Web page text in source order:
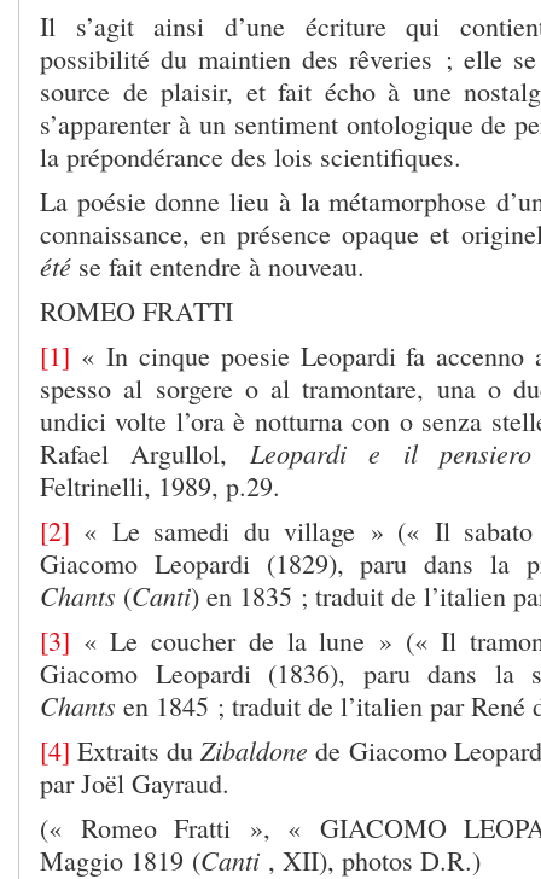
Il s’agit ainsi d’une écriture qui
possibilité du maintien des rêveries ; elle
source de plaisir, et fait écho à une
s’apparenter à un sentiment ontologique de
la prépondérance des lois scientifiques.
La poésie donne lieu à la métamorphose
connaissance, en présence opaque et
été se fait entendre à nouveau.
ROMEO FRATTI
[1] « In cinque poesie Leopardi fa accenno
spesso al sorgere o al tramontare, una o
undici volte l’ora è notturna con o senza
Rafael Argullol, Leopardi e il
Feltrinelli, 1989, p.29.
[2] « Le samedi du village » (« Il
Giacomo Leopardi (1829), paru dans la
Chants (Canti) en 1835 ; traduit de l’italien
[3] « Le coucher de la lune » (« Il
Giacomo Leopardi (1836), paru dans la
Chants en 1845 ; traduit de l’italien par René
[4] Extraits duZibaldone de Giacomo
par Joël Gayraud.
(« Romeo Fratti », « GIACOMO
Maggio 1819 (Canti , XII), photos D.R.)